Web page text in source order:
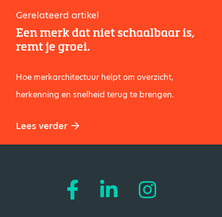
Gerelateerd artikel
Een merk dat niet schaalbaar is,
remt je groei.
Hoe merkarchitectuur helpt om overzicht,
herkenning en snelheid terug te brengen.
Lees verder